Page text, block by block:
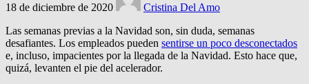
18 de diciembre de 2020
Cristina Del Amo
Las semanas previas a la Navidad son, sin duda, semanas
desafiantes. Los empleados pueden sentirse un poco desconectados
e, incluso, impacientes por la llegada de la Navidad. Esto hace que,
quizá, levanten el pie del acelerador.